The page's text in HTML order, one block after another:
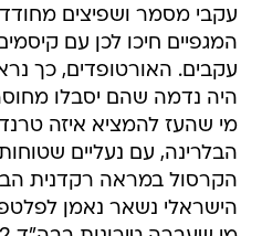
עקבי מסמר ושפיצים
המגפיים חיכו לכן עם
עקבים. האורטופדים, כך
היה נדמה שהם יסבלו
מי שהעז להמציא איזה
הבלרינה, עם נעליים
הקרסול במראה רקדנית
הישראלי נשאר נאמן